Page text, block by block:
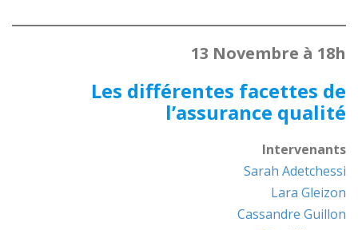
13 Novembre à 18h
Les différentes facettes de
l’assurance qualité
Intervenants
Sarah Adetchessi
Lara Gleizon
Cassandre Guillon